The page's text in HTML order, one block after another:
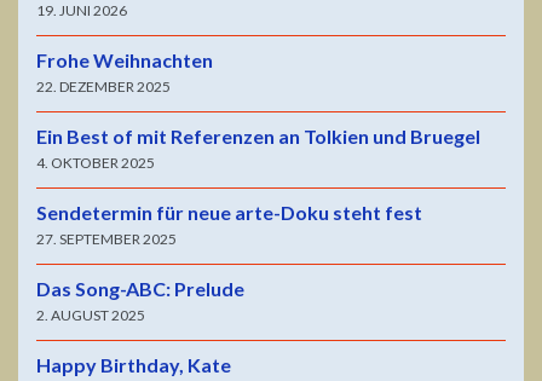
19. JUNI 2026
Frohe Weihnachten
22. DEZEMBER 2025
Ein Best of mit Referenzen an Tolkien und Bruegel
4. OKTOBER 2025
Sendetermin für neue arte-Doku steht fest
27. SEPTEMBER 2025
Das Song-ABC: Prelude
2. AUGUST 2025
Happy Birthday, Kate